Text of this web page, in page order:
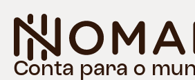
Conta para o